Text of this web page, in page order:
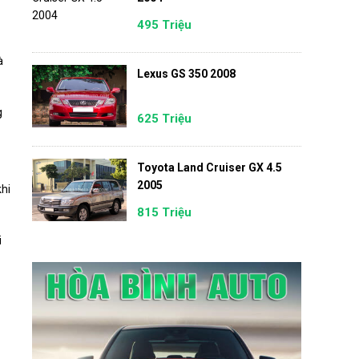
495 Triệu
Lexus GS 350 2008
625 Triệu
Toyota Land Cruiser GX 4.5
2005
815 Triệu